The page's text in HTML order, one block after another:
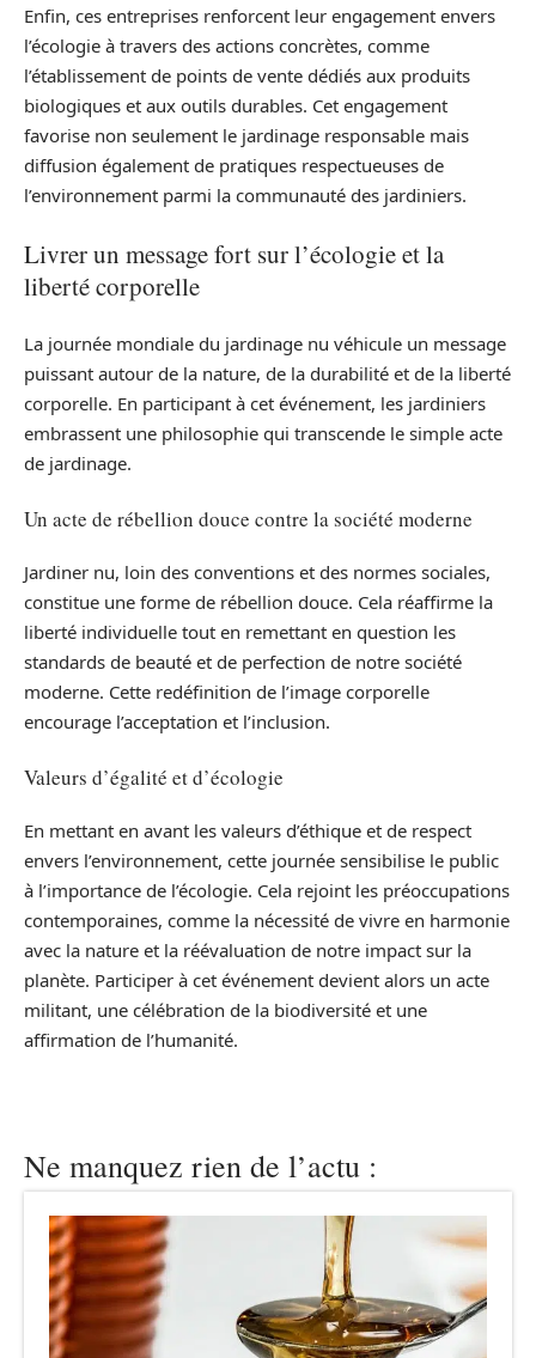
Enfin, ces entreprises renforcent leur engagement envers
l’écologie à travers des actions concrètes, comme
l’établissement de points de vente dédiés aux produits
biologiques et aux outils durables. Cet engagement
favorise non seulement le jardinage responsable mais
diffusion également de pratiques respectueuses de
l’environnement parmi la communauté des jardiniers.
Livrer un message fort sur l’écologie et la
liberté corporelle
La journée mondiale du jardinage nu véhicule un message
puissant autour de la nature, de la durabilité et de la liberté
corporelle. En participant à cet événement, les jardiniers
embrassent une philosophie qui transcende le simple acte
de jardinage.
Un acte de rébellion douce contre la société moderne
Jardiner nu, loin des conventions et des normes sociales,
constitue une forme de rébellion douce. Cela réaffirme la
liberté individuelle tout en remettant en question les
standards de beauté et de perfection de notre société
moderne. Cette redéfinition de l’image corporelle
encourage l’acceptation et l’inclusion.
Valeurs d’égalité et d’écologie
En mettant en avant les valeurs d’éthique et de respect
envers l’environnement, cette journée sensibilise le public
à l’importance de l’écologie. Cela rejoint les préoccupations
contemporaines, comme la nécessité de vivre en harmonie
avec la nature et la réévaluation de notre impact sur la
planète. Participer à cet événement devient alors un acte
militant, une célébration de la biodiversité et une
affirmation de l’humanité.
Ne manquez rien de l’actu :